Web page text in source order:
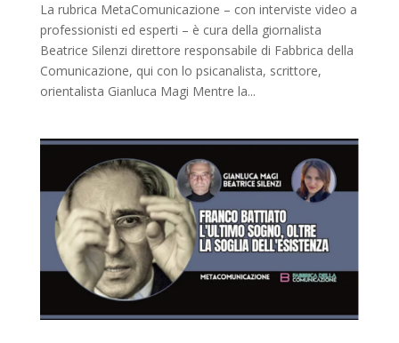
La rubrica MetaComunicazione – con interviste video a
professionisti ed esperti – è cura della giornalista
Beatrice Silenzi direttore responsabile di Fabbrica della
Comunicazione, qui con lo psicanalista, scrittore,
orientalista Gianluca Magi Mentre la...